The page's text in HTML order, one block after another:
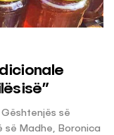
së
së Madhe, Boronica